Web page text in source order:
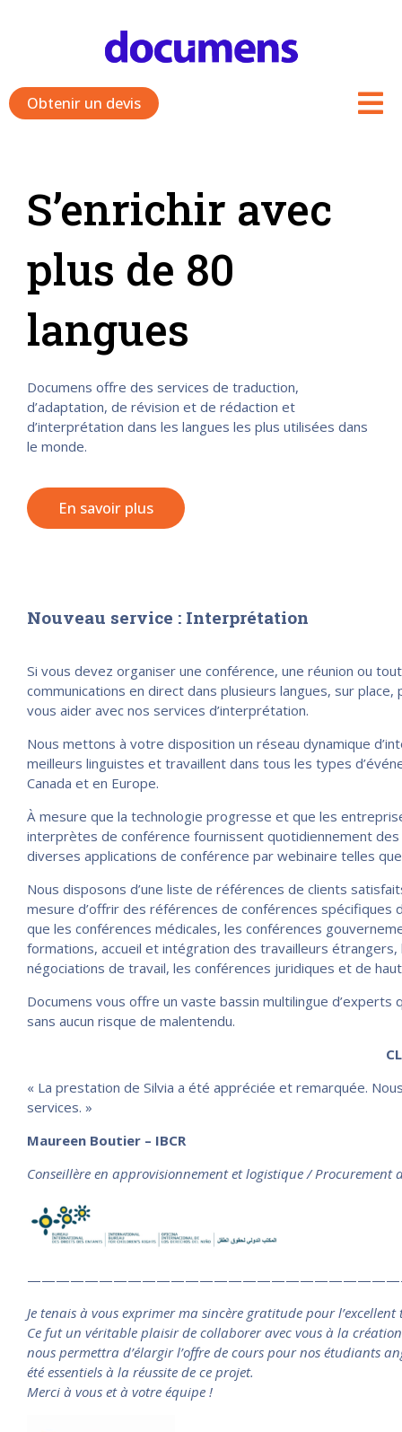
Obtenir un devis
S’enrichir avec
plus de 80
langues
Documens offre des services de traduction,
d’adaptation, de révision et de rédaction et
d’interprétation dans les langues les plus utilisées dans
le monde.
En savoir plus
Nouveau service : Interprétation
Si vous devez organiser une conférence, une réunion ou
communications en direct dans plusieurs langues, sur
vous aider avec nos services d’interprétation.
Nous mettons à votre disposition un réseau dynamique
meilleurs linguistes et travaillent dans tous les types
Canada et en Europe.
À mesure que la technologie progresse et que les
interprètes de conférence fournissent quotidiennement
diverses applications de conférence par webinaire telles
Nous disposons d’une liste de références de clients
mesure d’offrir des références de conférences spécifiques
que les conférences médicales, les conférences
formations, accueil et intégration des travailleurs étrangers,
négociations de travail, les conférences juridiques et de
Documens vous offre un vaste bassin multilingue
sans aucun risque de malentendu.
CLIENTS
« La prestation de Silvia a été appréciée et remarquée.
services. »
Maureen Boutier – IBCR
Conseillère en approvisionnement et logistique / Procurement
Je tenais à vous exprimer ma sincère gratitude pour
Ce fut un véritable plaisir de collaborer avec vous à la
nous permettra d’élargir l’offre de cours pour nos étudiants
été essentiels à la réussite de ce projet.
Merci à vous et à votre équipe !